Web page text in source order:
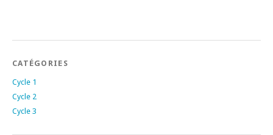
CATÉGORIES
Cycle 1
Cycle 2
Cycle 3